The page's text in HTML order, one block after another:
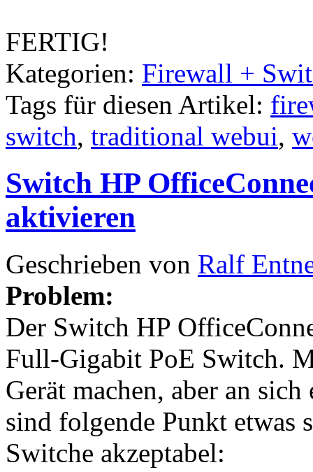
FERTIG!
Kategorien: Firewall +
Tags für diesen Artikel:
switch, traditional webui,
Switch HP
aktivieren
Geschrieben von Ralf
Problem:
Der Switch HP
Full-Gigabit PoE Switch.
Gerät machen, aber an
sind folgende Punkt etwas
Switche akzeptabel: